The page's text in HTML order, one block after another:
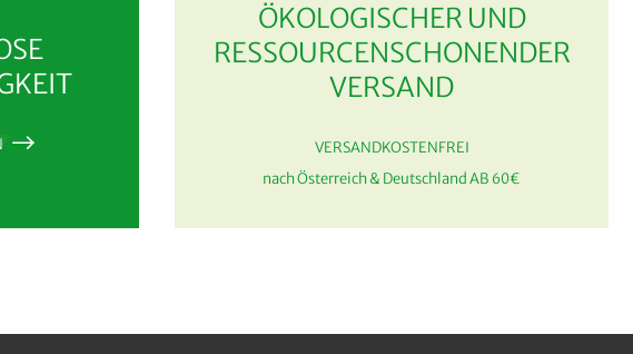
ÖKOLOGISCHER UND
RESSOURCENSCHONENDER
VERSAND
VERSANDKOSTENFREI
nach Österreich & Deutschland AB 60€